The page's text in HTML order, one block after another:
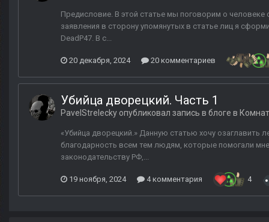
Предисловие. В этой статье мы поговорим о человеке
заявления в сторону упомянутых в статье лиц я
DeadP47. В с...
20 декабря, 2024 20 комментариев
Убийца дворецкий. Часть 1
PavelStrelecky опубликовал запись в блоге в
«Убийца дворецкий.» Данную статью хочу озаглавить
благодарность всем тем людям, которые помогали
законодательству РФ,...
19 ноября, 2024 4 комментария 4